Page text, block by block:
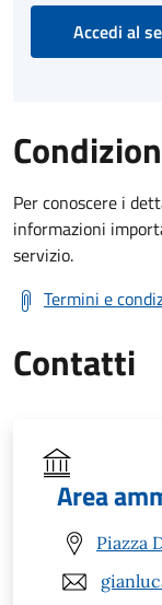
Accedi al
Per conoscere i
informazioni
servizio.
Termini e
Contatti
Area
Piazza